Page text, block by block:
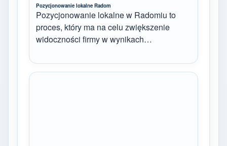
Pozycjonowanie lokalne Radom
Pozycjonowanie lokalne w Radomiu to
proces, który ma na celu zwiększenie
widoczności firmy w wynikach…